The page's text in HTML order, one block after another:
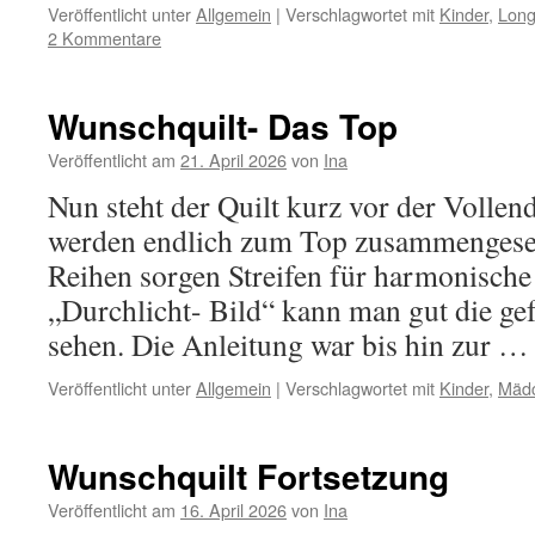
Veröffentlicht unterAllgemein | Verschlagwortet mit Kinder,
2 Kommentare
Wunschquilt- Das Top
Veröffentlicht am 21. April 2026von Ina
Nun steht der Quilt kurz vor der
werden endlich zum Top
Reihen sorgen Streifen für
„Durchlicht- Bild“ kann man gut die
sehen. Die Anleitung war bis hin zur …
Veröffentlicht unterAllgemein | Verschlagwortet mit Kinder,
Wunschquilt Fortsetzung
Veröffentlicht am 16. April 2026von Ina